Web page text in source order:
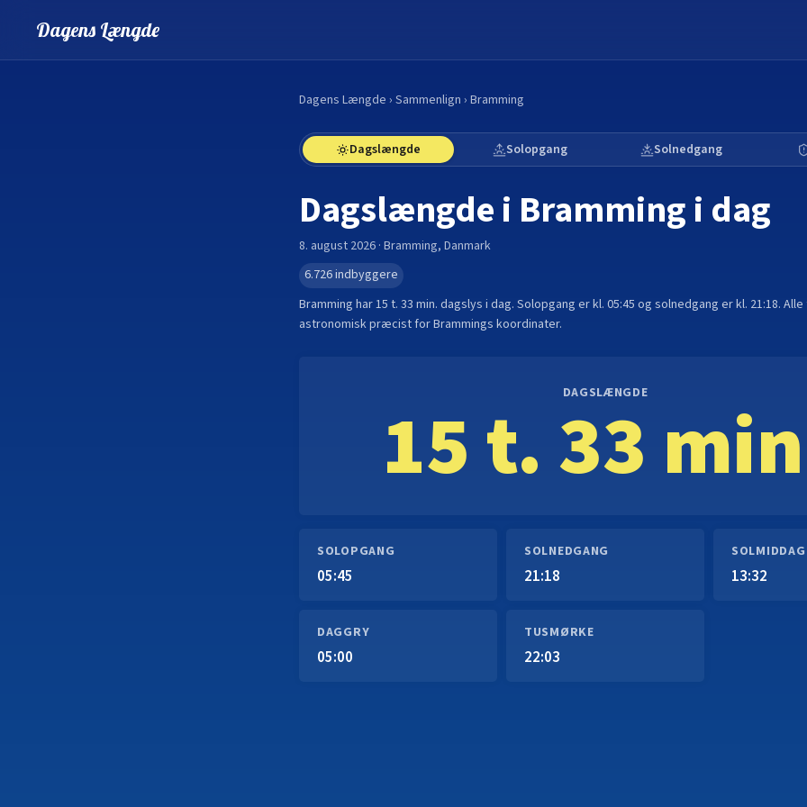
Dagens Længde
Dagens Længde › Sammenlign › Bramming
Dagslængde Solopgang Solnedgang
Dagslængde i Brammingi dag
8. august 2026 · Bramming, Danmark
6.726indbyggere
Bramming har15 t. 33 min. dagslys i dag. Solopgang er kl. 05:45 og solnedgang er kl. 21:18.
astronomisk præcist forBrammings koordinater.
DAGSLÆNGDE
15 t. 33
SOLOPGANG
05:45
SOLNEDGANG
21:18
SOLMIDDAG
13:32
DAGGRY
05:00
TUSMØRKE
22:03